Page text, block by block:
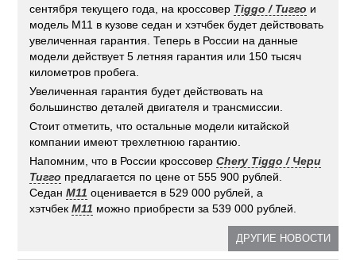
сентября текущего года, на кроссовер Tiggo / Тигго и
модель M11 в кузове седан и хэтчбек будет действовать
увеличенная гарантия. Теперь в России на данные
модели действует 5 летняя гарантия или 150 тысяч
километров пробега.
Увеличенная гарантия будет действовать на
большинство деталей двигателя и трансмиссии.
Стоит отметить, что остальные модели китайской
компании имеют трехлетнюю гарантию.
Напомним, что в России кроссоверChery Tiggo / Чери
Тигго предлагается по цене от 555 900 рублей.
СеданM11 оценивается в 529 000 рублей, а
хэтчбекM11 можно приобрести за 539 000 рублей.
ДРУГИЕ НОВОСТИ